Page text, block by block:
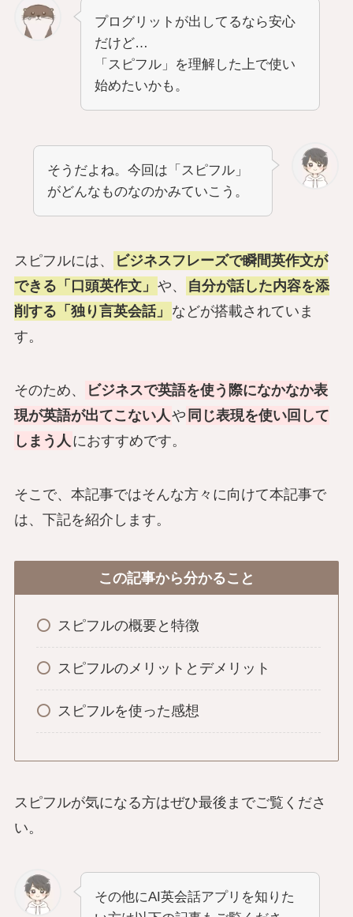
プログリットが出してるなら安心
だけど…
「スピフル」を理解した上で使い
始めたいかも。
そうだよね。今回は「スピフル」
がどんなものなのかみていこう。
スピフルには、
ビジネスフレーズで瞬間英作文が
できる「口頭英作文」 や、
自分が話した内容を添
削する「独り言英会話」
などが搭載されていま
す。
そのため、
ビジネスで英語を使う際になかなか表
現が英語が出てこない人 や 同じ表現を使い回して
しまう人 におすすめです。
そこで、本記事ではそんな方々に向けて本記事で
は、下記を紹介します。
この記事から分かること
スピフルの概要と特徴
スピフルのメリットとデメリット
スピフルを使った感想
スピフルが気になる方はぜひ最後までご覧くださ
い。
その他にAI英会話アプリを知りた